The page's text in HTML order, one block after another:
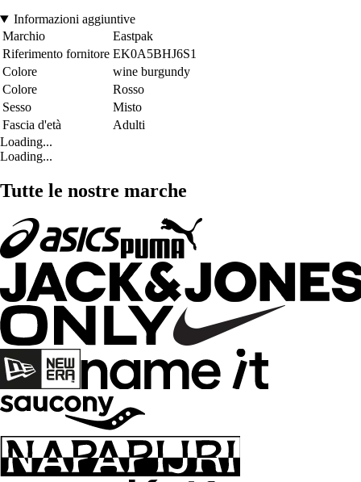
Informazioni aggiuntive
Marchio
Eastpak
Riferimento fornitore EK0A5BHJ6S1
Colore
wine burgundy
Colore
Rosso
Sesso
Misto
Fascia d'età
Adulti
Loading...
Loading...
Tutte le nostre marche